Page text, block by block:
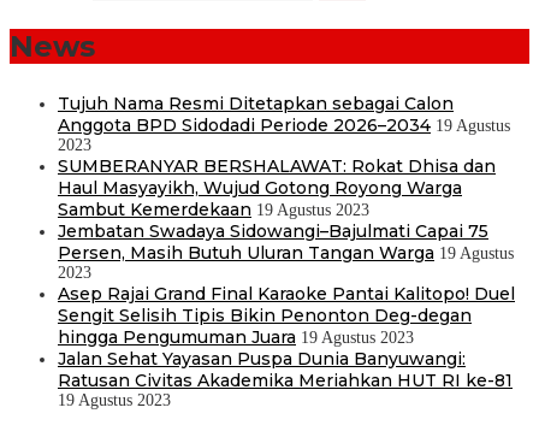
News
Tujuh Nama Resmi Ditetapkan sebagai Calon
Anggota BPD Sidodadi Periode 2026–2034 19 Agustus
2023
SUMBERANYAR BERSHALAWAT: Rokat Dhisa dan
Haul Masyayikh, Wujud Gotong Royong Warga
Sambut Kemerdekaan 19 Agustus 2023
Jembatan Swadaya Sidowangi–Bajulmati Capai 75
Persen, Masih Butuh Uluran Tangan Warga 19 Agustus
2023
Asep Rajai Grand Final Karaoke Pantai Kalitopo! Duel
Sengit Selisih Tipis Bikin Penonton Deg-degan
hingga Pengumuman Juara 19 Agustus 2023
Jalan Sehat Yayasan Puspa Dunia Banyuwangi:
Ratusan Civitas Akademika Meriahkan HUT RI ke-81
19 Agustus 2023